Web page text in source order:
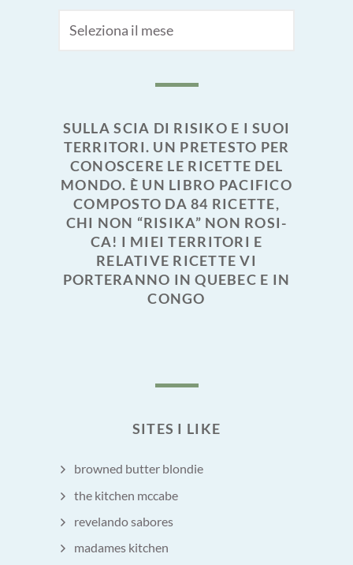
SULLA SCIA DI RISIKO E I SUOI
TERRITORI. UN PRETESTO PER
CONOSCERE LE RICETTE DEL
MONDO. È UN LIBRO PACIFICO
COMPOSTO DA 84 RICETTE,
CHI NON “RISIKA” NON ROSI-
CA! I MIEI TERRITORI E
RELATIVE RICETTE VI
PORTERANNO IN QUEBEC E IN
CONGO
SITES I LIKE
browned butter blondie
the kitchen mccabe
revelando sabores
madames kitchen